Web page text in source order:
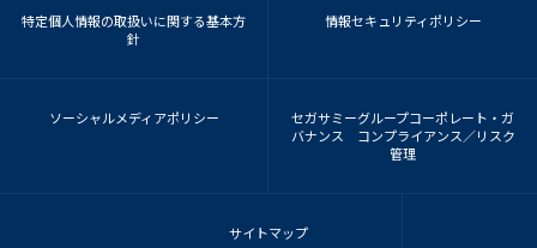
特定個人情報の取扱いに関する基本方
針
情報セキュリティポリシー
ソーシャルメディアポリシー
セガサミーグループコーポレート・ガ
バナンス コンプライアンス／リスク
管理
サイトマップ